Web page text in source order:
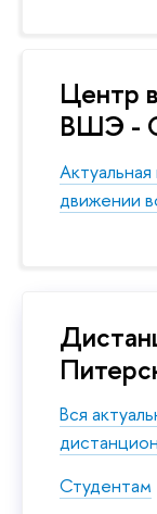
Центр
ВШЭ -
движении
Вся
Студентам